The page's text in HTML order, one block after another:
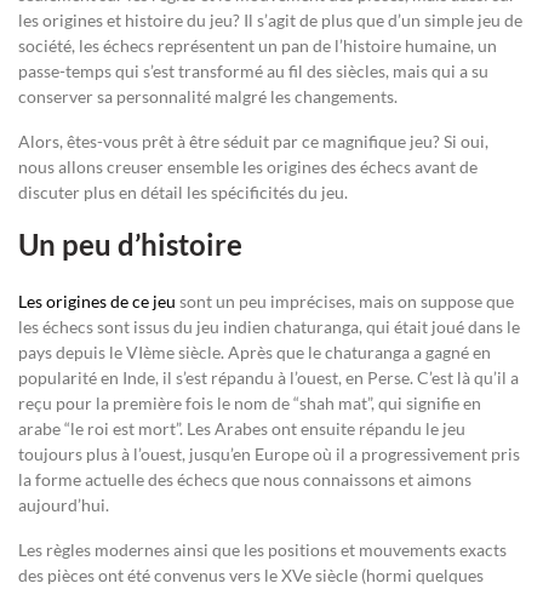
les origines et histoire du jeu? Il s’agit de plus que d’un simple jeu de
société, les échecs représentent un pan de l’histoire humaine, un
passe-temps qui s’est transformé au fil des siècles, mais qui a su
conserver sa personnalité malgré les changements.
Alors, êtes-vous prêt à être séduit par ce magnifique jeu? Si oui,
nous allons creuser ensemble les origines des échecs avant de
discuter plus en détail les spécificités du jeu.
Un peu d’histoire
Les origines de ce jeu sont un peu imprécises, mais on suppose que
les échecs sont issus du jeu indien chaturanga, qui était joué dans le
pays depuis le VIème siècle. Après que le chaturanga a gagné en
popularité en Inde, il s’est répandu à l’ouest, en Perse. C’est là qu’il a
reçu pour la première fois le nom de “shah mat”, qui signifie en
arabe “le roi est mort”. Les Arabes ont ensuite répandu le jeu
toujours plus à l’ouest, jusqu’en Europe où il a progressivement pris
la forme actuelle des échecs que nous connaissons et aimons
aujourd’hui.
Les règles modernes ainsi que les positions et mouvements exacts
des pièces ont été convenus vers le XVe siècle (hormi quelques